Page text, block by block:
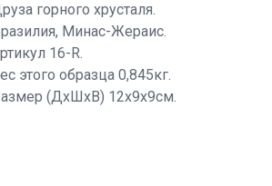
горного хрусталя.
Минас-Жераис.
16-R.
этого образца 0,845кг.
(ДхШхВ) 12х9х9см.